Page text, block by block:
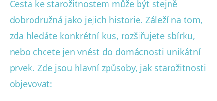
Cesta ke starožitnostem může být stejně
dobrodružná jako jejich historie. Záleží na tom,
zda hledáte konkrétní kus, rozšiřujete sbírku,
nebo chcete jen vnést do domácnosti unikátní
prvek. Zde jsou hlavní způsoby, jak starožitnosti
objevovat: